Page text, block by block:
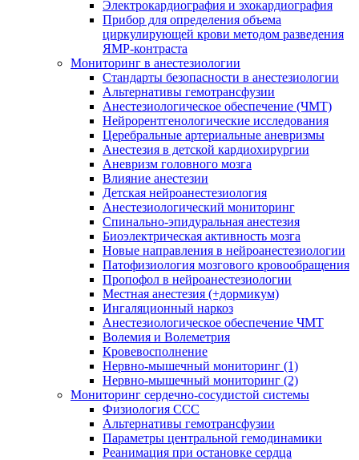
Электрокардиография и эхокардиография
Прибор для определения объема
циркулирующей крови методом разведения
ЯМР-контраста
Мониторинг в анестезиологии
Стандарты безопасности в анестезиологии
Альтернативы гемотрансфузии
Анестезиологическое обеспечение (ЧМТ)
Нейрорентгенологические исследования
Церебральные артериальные аневризмы
Анестезия в детской кардиохирургии
Аневризм головного мозга
Влияние анестезии
Детская нейроанестезиология
Анестезиологический мониторинг
Спинально-эпидуральная анестезия
Биоэлектрическая активность мозга
Новые направления в нейроанестезиологии
Патофизиология мозгового кровообращения
Пропофол в нейроанестезиологии
Местная анестезия (+дормикум)
Ингаляционный наркоз
Анестезиологическое обеспечение ЧМТ
Волемия и Волеметрия
Кровевосполнение
Нервно-мышечный мониторинг (1)
Нервно-мышечный мониторинг (2)
Мониторинг сердечно-сосудистой системы
Физиология ССС
Альтернативы гемотрансфузии
Параметры центральной гемодинамики
Реанимация при остановке сердца